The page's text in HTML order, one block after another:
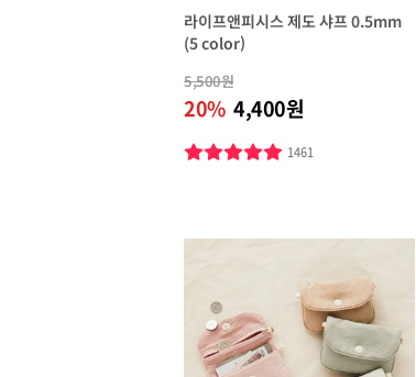
라이프앤피시스 제도 샤프 0.5mm
(5 color)
5,500원
20% 4,400원
1461